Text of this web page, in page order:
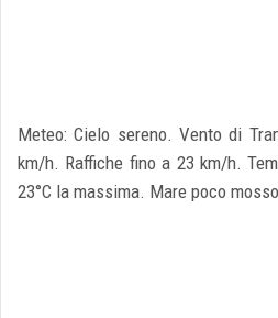
Meteo: Cielo sereno. Vento di
km/h. Raffiche fino a 23 km/h.
23°C la massima. Mare poco